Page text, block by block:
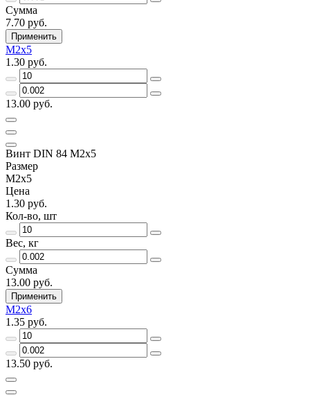
Сумма
7.70 руб.
Применить
М2х5
1.30 руб.
13.00 руб.
Винт DIN 84 М2х5
Размер
М2х5
Цена
1.30 руб.
Кол-во, шт
Вес, кг
Сумма
13.00 руб.
Применить
М2х6
1.35 руб.
13.50 руб.